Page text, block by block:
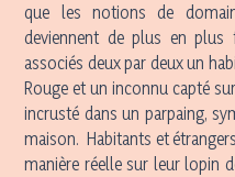
que les notions de
deviennent de plus en
associés deux par deux un
Rouge et un inconnu capté sur
incrusté dans un parpaing,
maison. Habitants et
manière réelle sur leur lopin